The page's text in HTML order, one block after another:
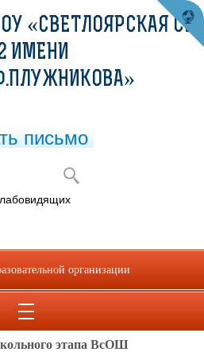
этапа ВсОШ
«СВЕТЛОЯРСКАЯ СШ
ИМЕНИ
письмо
организации